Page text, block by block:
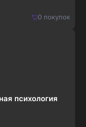
0покупок
психология